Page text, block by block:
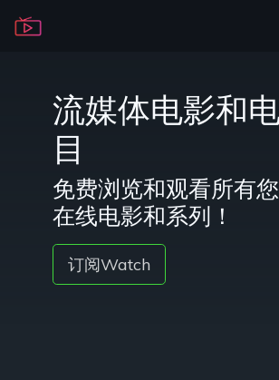
流媒体电影和
目
免费浏览和观看所有
在线电影和系列！
订阅Watch